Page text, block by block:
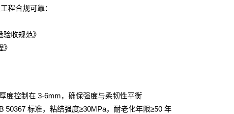
程合规可靠：
收规范》
度控制在 3-6mm，确保强度与柔韧性平衡
50367 标准，粘结强度≥30MPa，耐老化年限≥50 年